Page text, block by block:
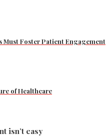
Must Foster Patient Engagement
of Healthcare
isn’t easy